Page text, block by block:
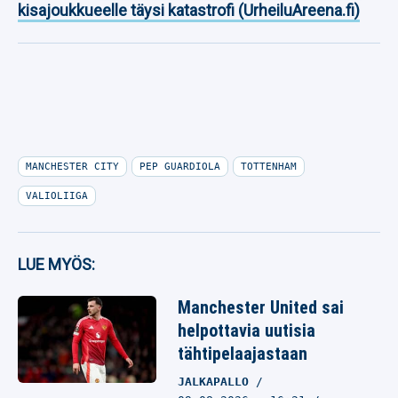
kisajoukkueelle täysi katastrofi (UrheiluAreena.fi)
MANCHESTER CITY PEP GUARDIOLA TOTTENHAM
VALIOLIIGA
LUE MYÖS:
Manchester United sai
helpottavia uutisia
tähtipelaajastaan
JALKAPALLO